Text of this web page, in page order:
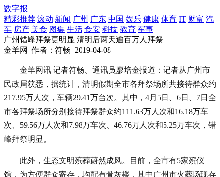
数字报
精彩推荐 滚动 新闻 广州 广东 中国 娱乐 健康 体育 IT 财富 汽
车 房产 美食 图集 生活 食安 科技 教育 军事
广州错峰拜祭更明显 清明后两天逾百万人拜祭
金羊网
作者：符畅 2019-04-08
金羊网讯 记者符畅、通讯员廖培金报道：记者从广州市
民政局获悉，据统计，清明假期全市各拜祭场所共接待群众约
217.95万人次，车辆29.41万台次。其中，4月5日、6日、7日全
市各拜祭场所分别接待拜祭群众约111.63万人次和16.18万车
次、59.56万人次和7.98万车次、46.76万人次和5.25万车次，错
峰拜祭明显。
此外，生态文明殡葬蔚然成风。目前，全市有5家殡仪
馆，为方便群众寄存，均配有骨灰楼，其中广州市火葬场现存